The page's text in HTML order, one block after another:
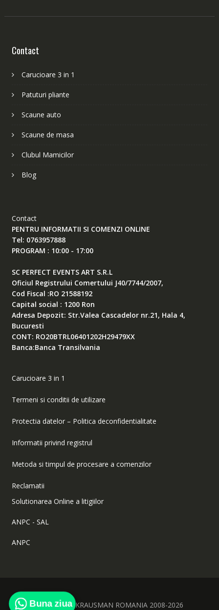
Contact
Carucioare 3 in 1
Patuturi pliante
Scaune auto
Scaune de masa
Clubul Mamicilor
Blog
Contact
PENTRU INFORMATII SI COMENZI ONLINE
Tel: 0763957888
PROGRAM : 10:00 - 17:00
SC PERFECT EVENTS ART S.R.L
Oficiul Registrului Comertului J40/7744/2007,
Cod Fiscal :RO 21588192
Capital social : 1200 Ron
Adresa Depozit: Str.Valea Cascadelor nr.21, Hala 4,
Bucuresti
CONT: RO20BTRL06401202H29479XX
Banca:Banca Transilvania
Carucioare 3 in 1
Termeni si conditii de utilizare
Protectia datelor – Politica deconfidentialitate
Informatii privind registrul
Metoda si timpul de procesare a comenzilor
Reclamatii
Solutionarea Online a litigiilor
ANPC - SAL
ANPC
Copyright © KRAUSMAN ROMANIA 2008-2026
Buna ziua